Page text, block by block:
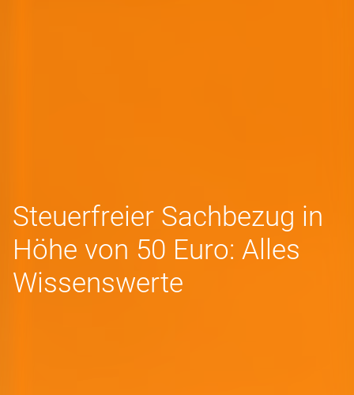
Steuerfreier Sachbezug in
Höhe von 50 Euro: Alles
Wissenswerte